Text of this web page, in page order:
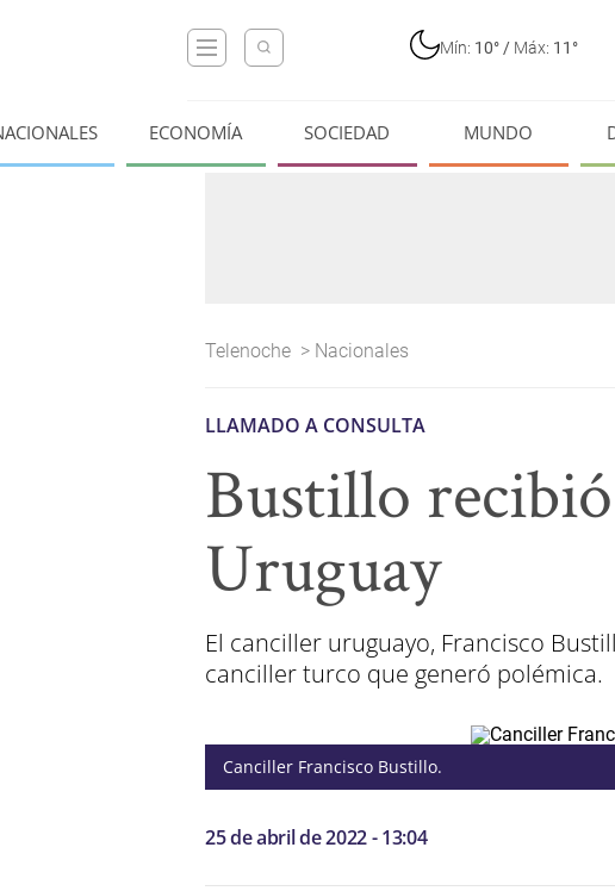
Mín: 10° / Máx: 11°
ECONOMÍA SOCIEDAD MUNDO
Telenoche > Nacionales
LLAMADO A CONSULTA
Bustillo
Uruguay
El canciller uruguayo, Francisco
canciller turco que generó polémica.
Canciller Francisco Bustillo.
25 de abril de 2022 - 13:04